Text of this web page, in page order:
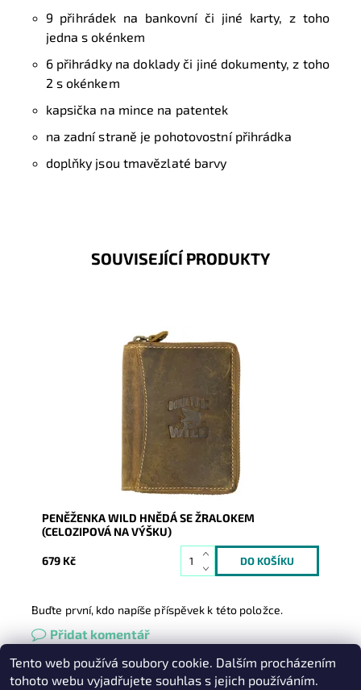
9 přihrádek na bankovní či jiné karty, z toho
jedna s okénkem
6 přihrádky na doklady či jiné dokumenty, z toho
2 s okénkem
kapsička na mince na patentek
na zadní straně je pohotovostní přihrádka
doplňky jsou tmavězlaté barvy
SOUVISEJÍCÍ PRODUKTY
Celozipová chlapská peněženka se žralokem na
Skladem
267
Wild
2 roky
PENĚŽENKA WILD HNĚDÁ SE ŽRALOKEM
(CELOZIPOVÁ NA VÝŠKU)
679 Kč
Buďte první, kdo napíše příspěvek k této položce.
Přidat komentář
Heureka.cz | Zboží.cz Oázakabelek
Tento web používá soubory cookie. Dalším procházením
tohoto webu vyjadřujete souhlas s jejich používáním.